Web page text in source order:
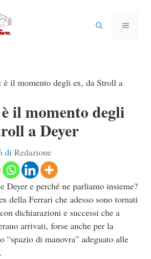
MENU
è il momento degli ex, da Stroll a
il momento degli
a Deyer
di Redazione
Deyer e perché ne parliamo insieme?
della Ferrari che adesso sono tornati
dichiarazioni e successi che a
arrivati, forse anche per la
“spazio di manovra” adeguato alle